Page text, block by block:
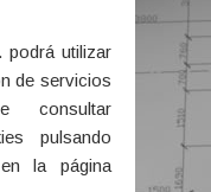
podrá utilizar
de servicios
consultar
pulsando
la página